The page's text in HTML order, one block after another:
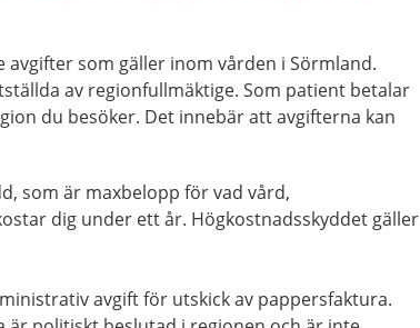
som gäller inom vården i Sörmland.
av regionfullmäktige. Som patient betalar
du besöker. Det innebär att avgifterna kan
som är maxbelopp för vad vård,
dig under ett år. Högkostnadsskyddet gäller
avgift för utskick av pappersfaktura.